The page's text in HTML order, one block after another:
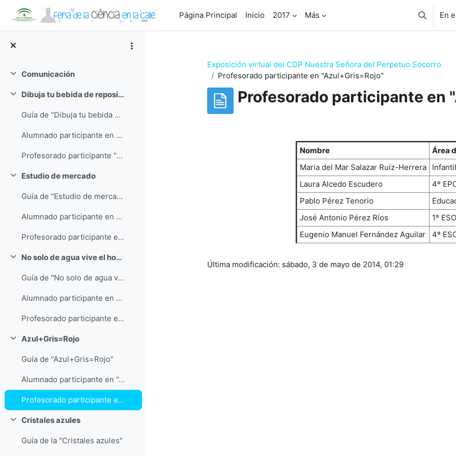
Página Principal
Inicio 2017 Más Selector
En
Colapsar
Comunicación
Colapsar Dibuja tu bebida de reposición
Guía de "Dibuja tu bebida de reposición"
Alumnado participante en "Dibuja tu bebida de reposición"
Profesorado participante "Dibuja tu bebida de reposición"
Colapsar
Estudio de mercado
Guía de "Estudio de mercado"
Alumnado participante en "Estudio de mercado"
Profesorado participante en "Estudio de mercado"
Colapsar No solo de agua vive el hombre
Guía de "No solo de agua vive el hombre"
Alumnado participante en "No solo de agua vive el hombre"
Profesorado participante en "No solo de agua vive el hombre""
Colapsar
Azul+Gris=Rojo
Guía de "Azul+Gris=Rojo"
Alumnado participante en "Azul+Gris=Rojo"
Profesorado participante en "Azul+Gris=Rojo"
Colapsar
Cristales azules
Guía de la "Cristales azules"
Exposición virtual del CDP Nuestra Señora del Perpetuo Socorro
Profesorado participante en "Azul+Gris=Rojo"
Profesorado participante en
Nombre
Área
Maria del Mar Salazar Ruíz-Herrera
Infantil
Laura Alcedo Escudero
4º
Pablo Pérez Tenorio
José Antonio Pérez Ríos
1º ESO
Eugenio Manuel Fernández Aguilar
4º
Última modificación: sábado, 3 de mayo de 2014, 01:29